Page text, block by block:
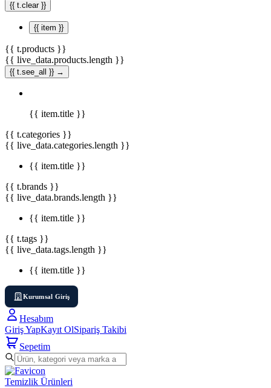
{{ t.clear }}
{{ item }}
{{ t.products }}
{{ live_data.products.length }}
{{ t.see_all }} →
{{ item.title }}
{{ t.categories }}
{{ live_data.categories.length }}
{{ item.title }}
{{ t.brands }}
{{ live_data.brands.length }}
{{ item.title }}
{{ t.tags }}
{{ live_data.tags.length }}
{{ item.title }}
Kurumsal Giriş
Hesabım
Giriş YapKayıt OlSipariş Takibi
Sepetim
Temizlik Ürünleri